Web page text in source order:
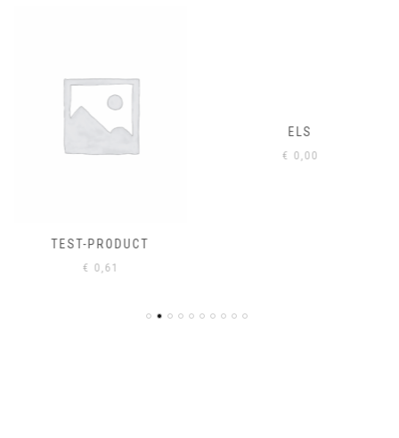
TEST-PRODUCT
€ 0,61
ELS
€ 0,00